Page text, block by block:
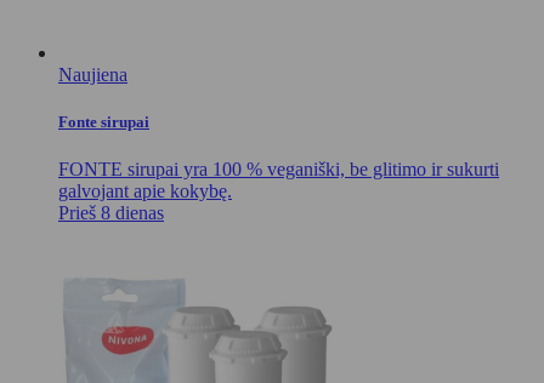
Naujiena
Fonte sirupai
FONTE sirupai yra 100 % veganiški, be glitimo ir sukurti
galvojant apie kokybę.
Prieš 8 dienas